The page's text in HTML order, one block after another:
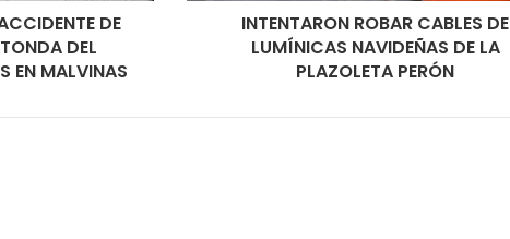
DE
DEL
EN MALVINAS
INTENTARON ROBAR CABLES DE
LUMÍNICAS NAVIDEÑAS DE LA
PLAZOLETA PERÓN